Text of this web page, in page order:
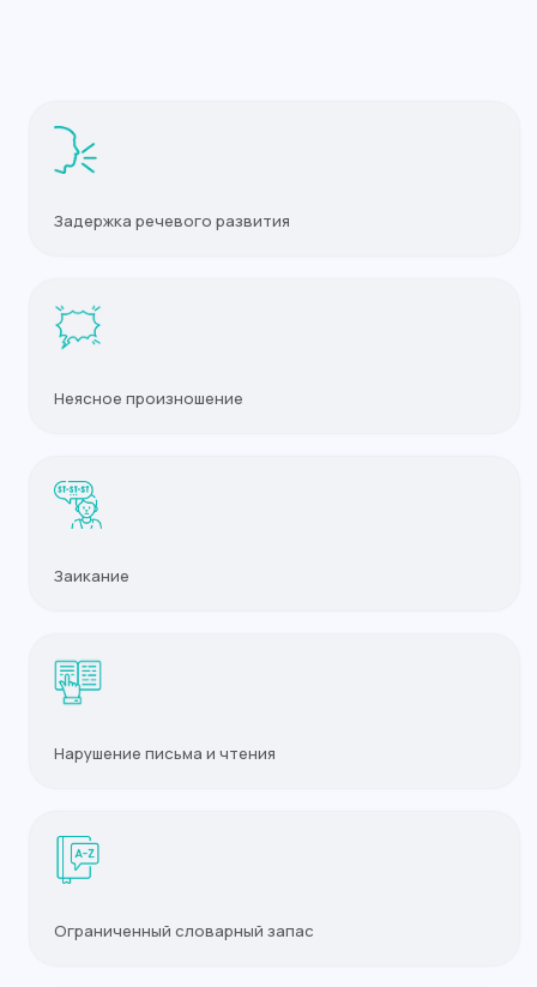
Задержка речевого развития
Неясное произношение
Заикание
Нарушение письма и чтения
Ограниченный словарный запас